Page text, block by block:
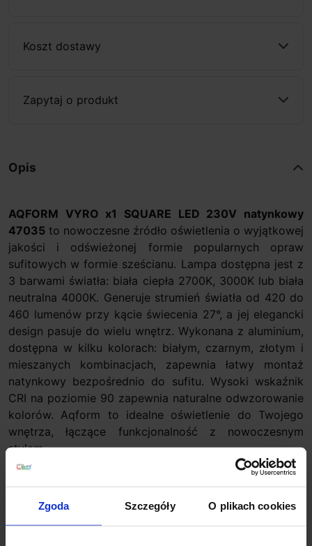
Zgoda Szczegóły O plikach cookies
Koszt dostawy
Zapytaj o produkt
Opis
AQFORM VYRO x1 SQUARE LED 230V natynkowy
47035 to nowoczesne źródło oświetlenia o wyjątkowej
jakości i odświeżonej formie popularnych opraw
sufitowych w formie sześcianu. Lampa dostępna jest z
3 barwami światła: biała ciepła 2700K, 3000K lub biała
neutralna 4000K. Generuje strumień światła od 420 do
460 lumenów przy kącie świecenia 27°, a jej elegancki
design pasuje do wielu wnętrz. Wykonana z aluminium,
dostępna w kilku kolorach: białym, czarnym, złotym i
mieszanych kombinacjach, zapewnia łatwy montaż
natynkowy bezpośrednio do sufitu. Wysoki wskaźnik
CRI na poziomie 90 zapewnia naturalne odwzorowanie
kolorów. Aqform to idealne oświetlenie do Twojego
wnętrza, łączące funkcjonalność z nowoczesnym
stylem.
Dane techniczne:
Barwa światła: biała ciepła 2700K, 3000K, biała